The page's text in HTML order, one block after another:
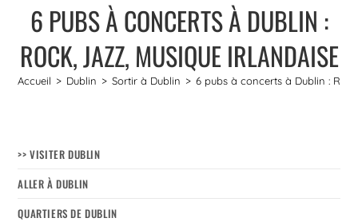
6 PUBS À CONCERTS À DUBLIN :
ROCK, JAZZ, MUSIQUE IRLANDAISE
Accueil > Dublin > Sortir à Dublin > 6 pubs à concerts à Dublin :
>> VISITER DUBLIN
ALLER À DUBLIN
QUARTIERS DE DUBLIN